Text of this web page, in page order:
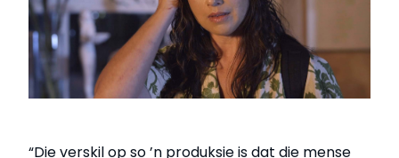
“Die verskil op so ’n produksie is dat die mense